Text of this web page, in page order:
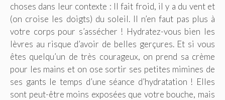
choses dans leur contexte : Il fait froid, il y a du vent et
(on croise les doigts) du soleil. Il n’en faut pas plus à
votre corps pour s’assécher ! Hydratez-vous bien les
lèvres au risque d’avoir de belles gerçures. Et si vous
êtes quelqu’un de très courageux, on prend sa crème
pour les mains et on ose sortir ses petites mimines de
ses gants le temps d’une séance d’hydratation ! Elles
sont peut-être moins exposées que votre bouche, mais